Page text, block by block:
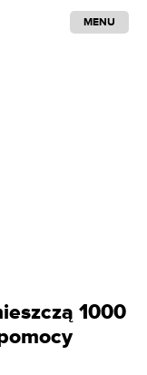
MENU
1000